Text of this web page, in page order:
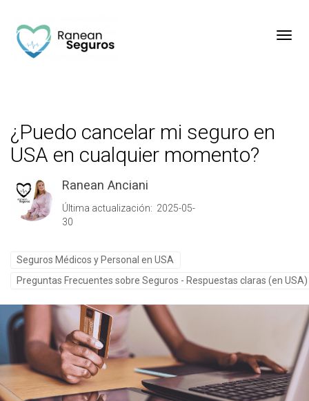
¿Puedo cancelar mi seguro en
USA en cualquier momento?
Ranean Anciani
Última actualización: 2025-05-
30
Seguros Médicos y Personal en USA
Preguntas Frecuentes sobre Seguros - Respuestas claras (en USA)